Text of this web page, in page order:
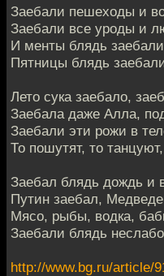
Заебали пешеходы и
Заебали все уроды и
И менты блядь
Пятницы блядь
Лето сука заебало,
Заебала даже Алла,
Заебали эти рожи в
То пошутят, то
Заебал блядь дождь и
Путин заебал,
Мясо, рыбы, водка,
Заебали блядь
http://www.bg.ru/article/